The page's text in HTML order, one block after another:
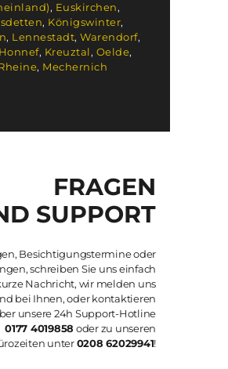
, Euskirchen,
, Königswinter,
, Lennestadt, Warendorf,
, Kreuztal, Oelde,
, Mechernich
FRAGEN
SUPPORT
Besichtigungstermine oder
schreiben Sie uns einfach
Nachricht, wir melden uns
bei Ihnen, oder kontaktieren
unsere 24h Support-Hotline
0177 4019858 oder zu unseren
unter0208 62029941!